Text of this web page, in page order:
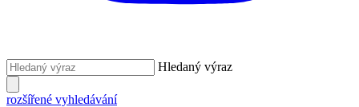
Hledaný výraz
rozšířené vyhledávání